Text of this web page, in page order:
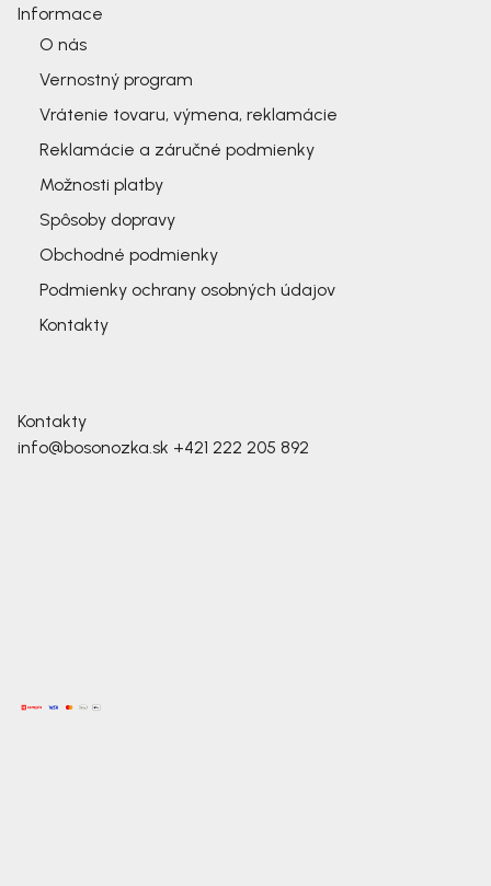
Informace
O nás
Vernostný program
Vrátenie tovaru, výmena, reklamácie
Reklamácie a záručné podmienky
Možnosti platby
Spôsoby dopravy
Obchodné podmienky
Podmienky ochrany osobných údajov
Kontakty
Kontakty
info@bosonozka.sk +421 222 205 892